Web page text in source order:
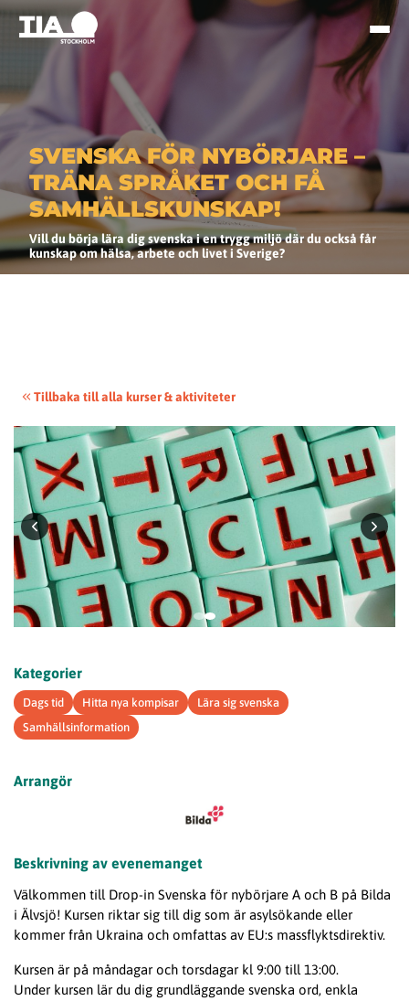
SVENSKA FÖR NYBÖRJARE –
TRÄNA SPRÅKET OCH FÅ
SAMHÄLLSKUNSKAP!
Vill du börja lära dig svenska i en trygg miljö där du också får
kunskap om hälsa, arbete och livet i Sverige?
Tillbaka till alla kurser & aktiviteter
Kategorier
Dags tid Hitta nya kompisar
Lära sig svenska
Samhällsinformation
Arrangör
Beskrivning av evenemanget
Välkommen till Drop-in Svenska för nybörjare A och B på Bilda
i Älvsjö! Kursen riktar sig till dig som är asylsökande eller
kommer från Ukraina och omfattas av EU:s massflyktsdirektiv.
Kursen är på måndagar och torsdagar kl 9:00 till 13:00.
Under kursen lär du dig grundläggande svenska ord, enkla